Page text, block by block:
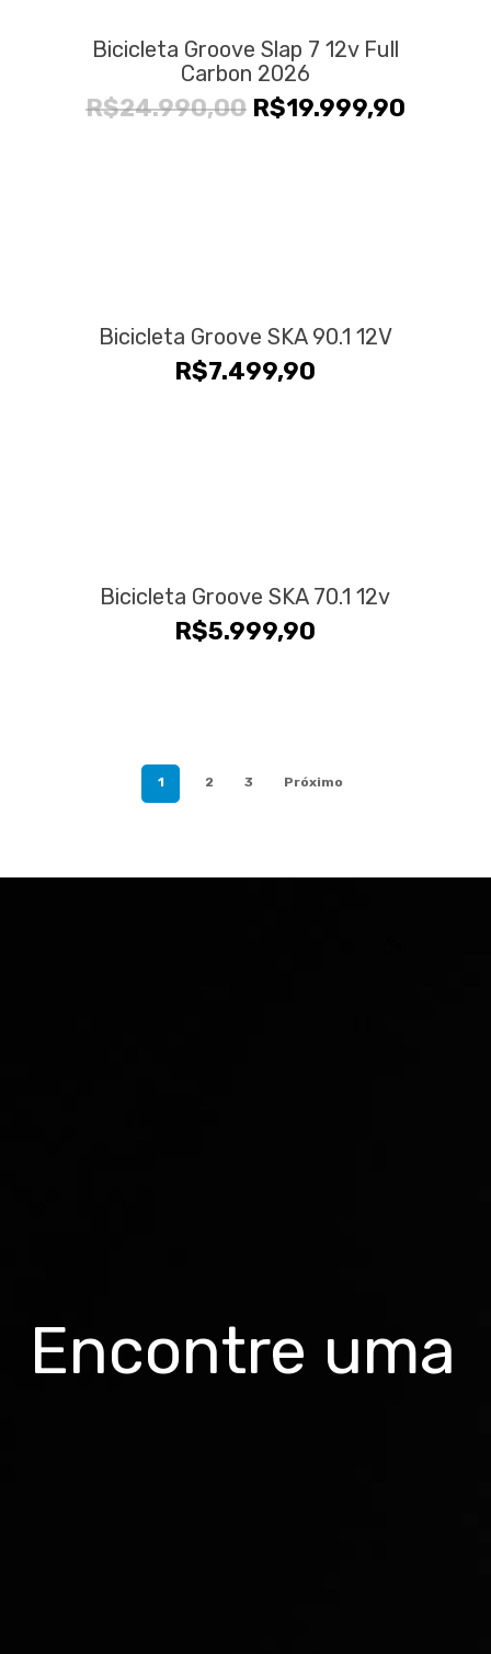
Bicicleta Groove Slap 7 12v Full
Carbon 2026
R$24.990,00 O
R$19.999,90O
Bicicleta Groove SKA 90.1 12V
R$7.499,90
Bicicleta Groove SKA 70.1 12v
R$5.999,90
1 2 3 Próximo
Encontre uma